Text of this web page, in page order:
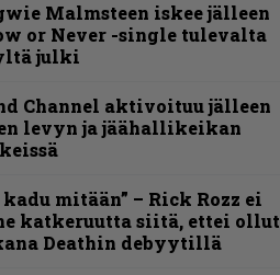
Malmsteen iskee jälleen
or Never -single tulevalta
julki
Channel aktivoituu jälleen
levyn ja jäähallikeikan
kadu mitään” – Rick Rozz ei
katkeruutta siitä, ettei ollut
Deathin debyytillä